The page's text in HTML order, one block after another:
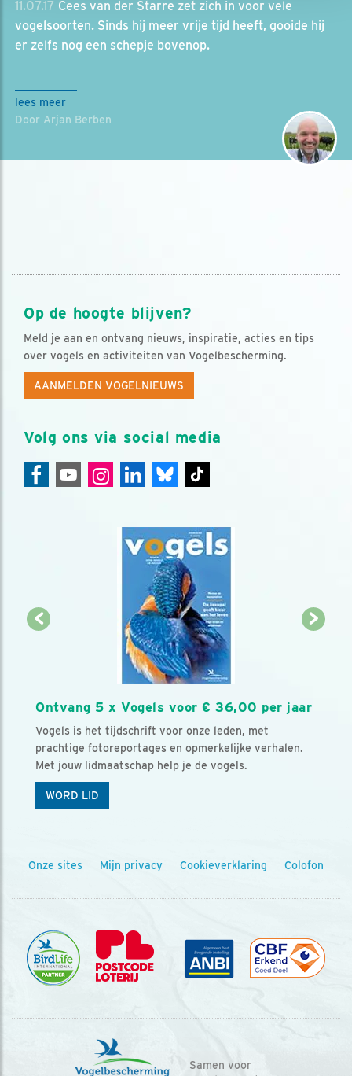
11.07.17 Cees van der Starre zet zich in voor vele
vogelsoorten. Sinds hij meer vrije tijd heeft, gooide hij
er zelfs nog een schepje bovenop.
lees meer
Door Arjan Berben
Op de hoogte blijven?
Meld je aan en ontvang nieuws, inspiratie, acties en tips
over vogels en activiteiten van Vogelbescherming.
AANMELDEN VOGELNIEUWS
Volg ons via social media
Ontvang 5 x Vogels voor € 36,00 per jaar
Vogels is het tijdschrift voor onze leden, met
prachtige fotoreportages en opmerkelijke verhalen.
Met jouw lidmaatschap help je de vogels.
WORD LID
Onze sites Mijn privacy Cookieverklaring Colofon
Samen voor